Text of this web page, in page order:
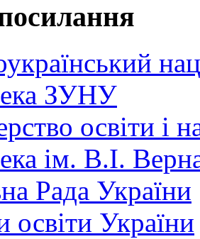
ЗУНУ
освіти і
ім. В.І.
Рада України
освіти України